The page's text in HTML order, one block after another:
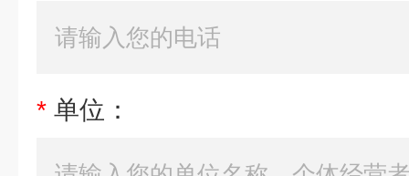
* 单位：